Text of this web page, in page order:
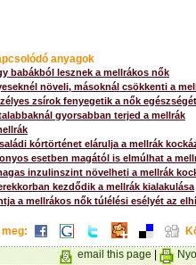
anyagok
babákból lesznek a mellrákos nők
növeli, másoknál csökkenti a
zsírok fenyegetik a nők egészségét
gyorsabban terjed a mellrák
kórtörténet elárulja a mellrák
esetben magától is elmúlhat a
inzulinszint növelheti a mellrák
kezdődik a mellrák kialakulása
a mellrákos nők túlélési esélyét az
email this page